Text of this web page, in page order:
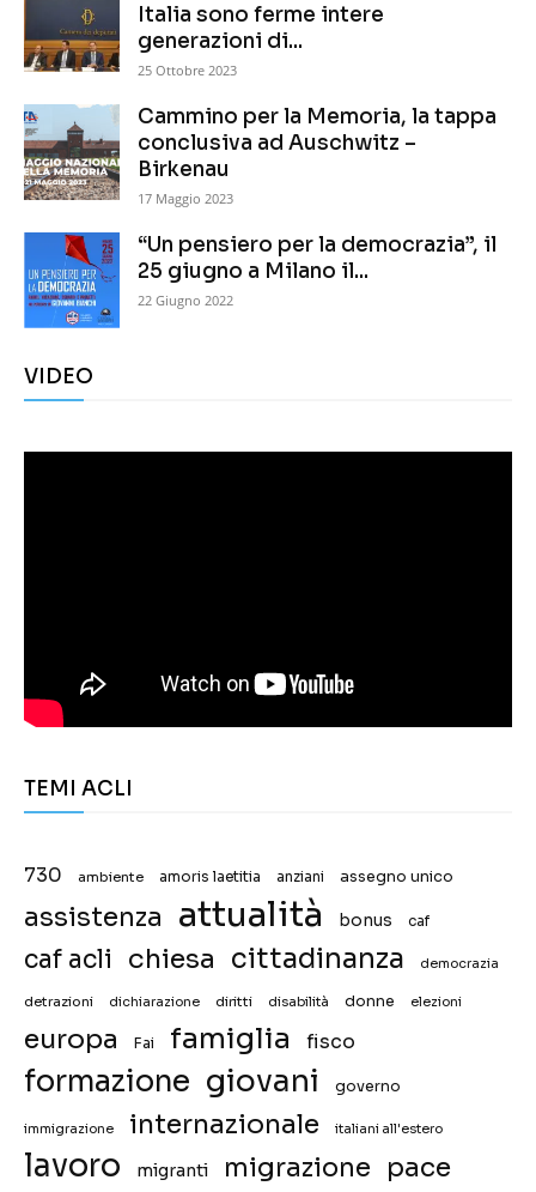
Italia sono ferme intere
generazioni di...
25 Ottobre 2023
Cammino per la Memoria, la tappa
conclusiva ad Auschwitz –
Birkenau
17 Maggio 2023
“Un pensiero per la democrazia”, il
25 giugno a Milano il...
22 Giugno 2022
VIDEO
TEMI ACLI
730 ambiente amoris laetitia anziani assegno unico
assistenza attualità bonus caf
caf acli chiesa cittadinanza democrazia
detrazioni dichiarazione diritti disabilità donne elezioni
europa Fai famiglia fisco
formazione giovani governo
immigrazione internazionale italiani all'estero
lavoro migranti migrazione pace